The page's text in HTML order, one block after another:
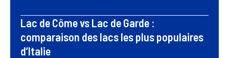
Lac de Côme vs Lac de Garde :
comparaison des lacs les plus populaires
d’Italie